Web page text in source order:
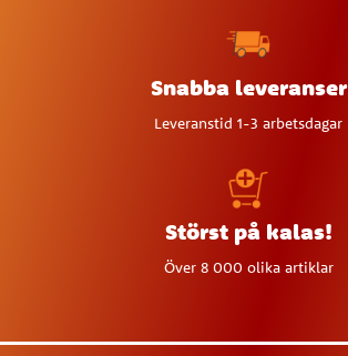
Snabba leveranser
Leveranstid 1-3 arbetsdagar
Störst på kalas!
Över 8 000 olika artiklar